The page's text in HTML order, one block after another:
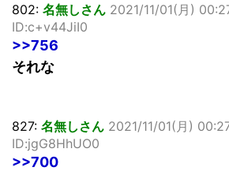
802: 名無しさん 2021/11/01(月)
ID:c+v44JiI0
>>756
それな
827: 名無しさん 2021/11/01(月)
ID:jgG8HhUO0
>>700